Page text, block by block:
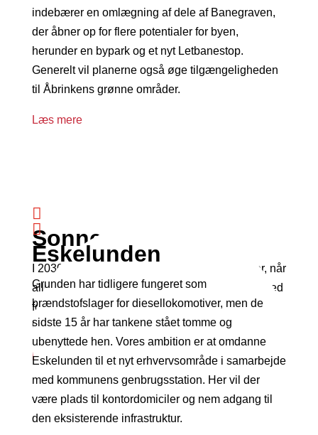
indebærer en omlægning af dele af Banegraven,
der åbner op for flere potentialer for byen,
herunder en bypark og et nyt Letbanestop.
Generelt vil planerne også øge tilgængeligheden
til Åbrinkens grønne områder.
Læs mere

Sonnesgade
I 2030 forventer vi, at Centralværkstedet lukker, når
alle IC3- og IC4-tog er udfaset. Det giver mulighed
for at forvandle værkstedet til et nyt kvarter med
bolig, erhverv og kulturtilbud.
Læs mere

Eskelunden
Grunden har tidligere fungeret som
brændstofslager for diesellokomotiver, men de
sidste 15 år har tankene stået tomme og
ubenyttede hen. Vores ambition er at omdanne
Eskelunden til et nyt erhvervsområde i samarbejde
med kommunens genbrugsstation. Her vil der
være plads til kontordomiciler og nem adgang til
den eksisterende infrastruktur.